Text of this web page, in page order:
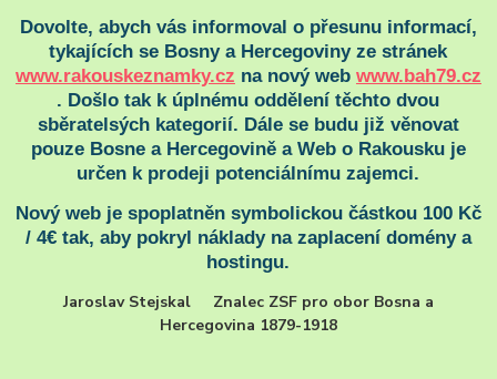
Dovolte, abych vás informoval o přesunu informací,
tykajících se Bosny a Hercegoviny ze stránek
www.rakouskeznamky.cz na nový web www.bah79.cz
. Došlo tak k úplnému oddělení těchto dvou
sběratelsých kategorií. Dále se budu již věnovat
pouze Bosne a Hercegovině a Web o Rakousku je
určen k prodeji potenciálnímu zajemci.
Nový web je spoplatněn symbolickou částkou 100 Kč
/ 4€ tak, aby pokryl náklady na zaplacení domény a
hostingu.
Jaroslav Stejskal Znalec ZSF pro obor Bosna a
Hercegovina 1879-1918